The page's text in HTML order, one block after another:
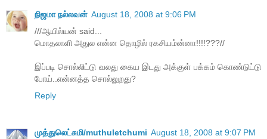
நிஜமா நல்லவன் August 18, 2008 at 9:06 PM
///ஆயில்யன் said...
மொதலாளி அதுல என்ன தொழில் ரகசியம்ன்னா!!!!???//
இப்படி சொல்லிட்டு வலது கைய இடது அக்குள் பக்கம் கொண்டுட்டு
போய்..என்னத்த சொல்லுறது?
Reply
முத்துலெட்சுமி/muthuletchumi August 18, 2008 at 9:07 PM